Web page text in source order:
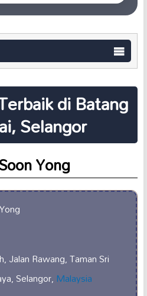
di Batang
Selangor
Yong
Jalan Rawang, Taman Sri
Selangor,Malaysia